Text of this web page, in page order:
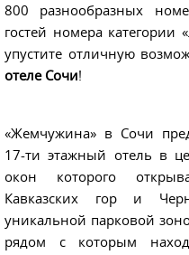
800 разнообразных
гостей номера категории
упустите отличную
отеле Сочи!
«Жемчужина» в Сочи
17-ти этажный отель в
окон которого
Кавказских гор и
уникальной парковой
рядом с которым